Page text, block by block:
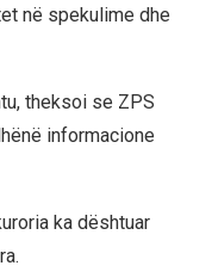
në spekulime dhe
theksoi se ZPS
informacione
ka dështuar